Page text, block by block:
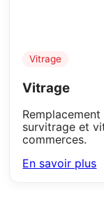
Vitrage
Vitrage
survitrage et
commerces.
En savoir plus